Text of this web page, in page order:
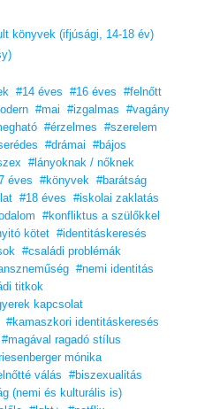
könyvek (ifjúsági, 14-18 év)
#14 éves #16 éves
#felnőtt
#mai #izgalmas
#vagány
#érzelmes
#szerelem
#drámai
#bájos
#lányoknak / nőknek
éves #könyvek #barátság
#18 éves
#iskolai zaklatás
#konfliktus a szülőkkel
kötet #identitáskeresés
#családi problémák
#nemi identitás
titkok
kapcsolat
#kamaszkori identitáskeresés
#magával ragadó stílus
mónika
válás
#biszexualitás
(nemi és kulturális is)